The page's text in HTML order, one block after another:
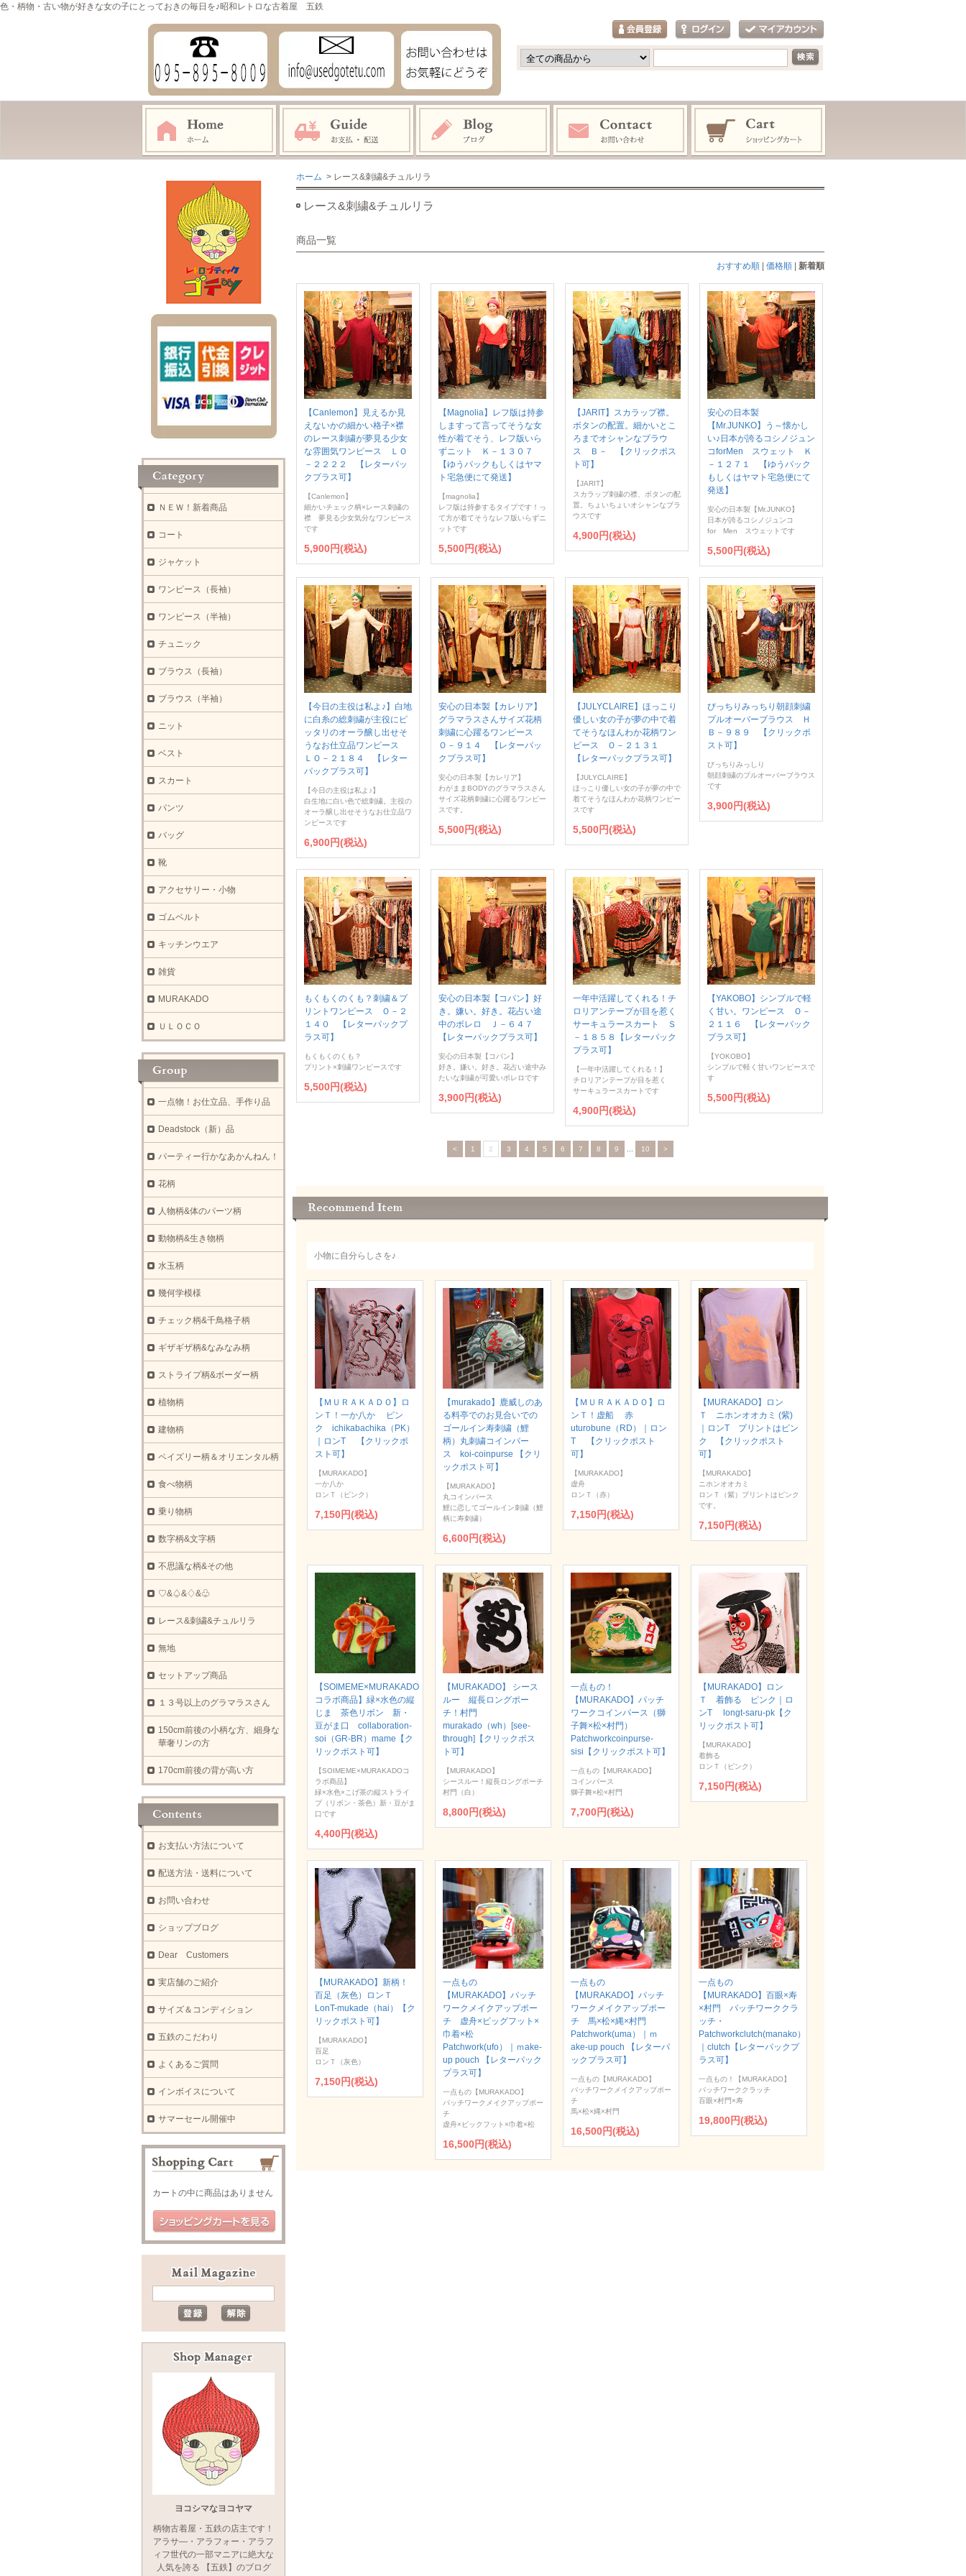
色・柄物・古い物が好きな女の子にとっておきの毎日を♪昭和レトロな古着屋 五鉄
ホーム > レース&刺繍&チュルリラ
レース&刺繍&チュルリラ
商品一覧
おすすめ順 価格順 新着順
【Canlemon】見えるか見
えないかの細かい格子×襟
のレース刺繍が夢見る少女
な雰囲気ワンピース ＬＯ
－２２２２ 【レターパッ
クプラス可】
【Canlemon】
細かいチェック柄×レース刺繍の
襟 夢見る少女気分なワンピース
です
5,900円(税込)
【Magnolia】レフ版は持参
しますって言ってそうな女
性が着てそう、レフ版いら
ずニット Ｋ－１３０７
【ゆうパックもしくはヤマ
ト宅急便にて発送】
【magnolia】
レフ版は持参するタイプです！っ
て方が着てそうなレフ版いらずニ
ットです
5,500円(税込)
【JARIT】スカラップ襟。
ボタンの配置。細かいとこ
ろまでオシャンなブラウ
ス Ｂ－ 【クリックポス
ト可】
【JARIT】
スカラップ刺繍の襟、ボタンの配
置。ちょいちょいオシャンなブラ
ウスです
4,900円(税込)
安心の日本製
【Mr.JUNKO】う～懐かし
い♪日本が誇るコシノジュン
コforMen スウェット Ｋ
－１２７１ 【ゆうパック
もしくはヤマト宅急便にて
発送】
安心の日本製【Mr.JUNKO】
日本が誇るコシノジュンコ
for Men スウェットです
5,500円(税込)
【今日の主役は私よ♪】白地
に白糸の総刺繍が主役にピ
ッタリのオーラ醸し出せそ
うなお仕立品ワンピース
ＬＯ－２１８４ 【レター
パックプラス可】
【今日の主役は私よ♪】
白生地に白い色で総刺繍。主役の
オーラ醸し出せそうなお仕立品ワ
ンピースです
6,900円(税込)
安心の日本製【カレリア】
グラマラスさんサイズ花柄
刺繍に心躍るワンピース
Ｏ－９１４ 【レターパッ
クプラス可】
安心の日本製【カレリア】
わがままBODYのグラマラスさん
サイズ花柄刺繍に心躍るワンピー
スです。
5,500円(税込)
【JULYCLAIRE】ほっこり
優しい女の子が夢の中で着
てそうなほんわか花柄ワン
ピース Ｏ－２１３１
【レターパックプラス可】
【JULYCLAIRE】
ほっこり優しい女の子が夢の中で
着てそうなほんわか花柄ワンピー
スです
5,500円(税込)
びっちりみっちり朝顔刺繍
プルオーバーブラウス Ｈ
Ｂ－９８９ 【クリックポ
スト可】
びっちりみっしり
朝顔刺繍のプルオーバーブラウス
です
3,900円(税込)
もくもくのくも？刺繍＆プ
リントワンピース Ｏ－２
１４０ 【レターパックプ
ラス可】
もくもくのくも？
プリント×刺繍ワンピースです
5,500円(税込)
安心の日本製【コパン】好
き。嫌い。好き。花占い途
中のボレロ Ｊ－６４７
【レターパックプラス可】
安心の日本製【コパン】
好き。嫌い。好き。花占い途中み
たいな刺繍が可愛いボレロです
3,900円(税込)
一年中活躍してくれる！チ
ロリアンテープが目を惹く
サーキュラースカート Ｓ
－１８５８【レターパック
プラス可】
【一年中活躍してくれる！】
チロリアンテープが目を惹く
サーキュラースカートです
4,900円(税込)
【YAKOBO】シンプルで軽
く甘い。ワンピース Ｏ－
２１１６ 【レターパック
プラス可】
【YOKOBO】
シンプルで軽く甘いワンピースで
す
5,500円(税込)
< 1 2 3 4 5 6 7 8 9 10 >
小物に自分らしさを♪
【ＭＵＲＡＫＡＤＯ】ロ
ンＴ！一か八か ピン
ク ichikabachika（PK）
｜ロンT 【クリックポ
スト可】
【MURAKADO】
一か八か
ロンＴ（ピンク）
7,150円(税込)
【murakado】鹿威しのあ
る料亭でのお見合いでの
ゴールイン寿刺繍（鯉
柄）丸刺繍コインパー
ス koi-coinpurse 【クリ
ックポスト可】
【MURAKADO】
丸コインパース
鯉に恋してゴールイン刺繍（鯉
柄に寿刺繍）
6,600円(税込)
【ＭＵＲＡＫＡＤＯ】ロ
ンＴ！虚船 赤
uturobune（RD）｜ロン
T 【クリックポスト
可】
【MURAKADO】
虚舟
ロンＴ（赤）
7,150円(税込)
【MURAKADO】ロン
Ｔ ニホンオオカミ (紫)
｜ロンT プリントはピン
ク 【クリックポスト
可】
【MURAKADO】
ニホンオオカミ
ロンＴ（紫）プリントはピンク
です。
7,150円(税込)
【SOIMEME×MURAKADO
コラボ商品】緑×水色の縦
じま 茶色リボン 新・
豆がま口 collaboration-
soi（GR-BR）mame【ク
リックポスト可】
【SOIMEME×MURAKADOコ
ラボ商品】
緑×水色×こげ茶の縦ストライ
プ（リボン・茶色）新・豆がま
口です
4,400円(税込)
【MURAKADO】 シース
ルー 縦長ロングポー
チ！村門
murakado（wh）[see-
through]【クリックポス
ト可】
【MURAKADO】
シースルー！縦長ロングポーチ
村門（白）
8,800円(税込)
一点もの！
【MURAKADO】パッチ
ワークコインパース（獅
子舞×松×村門）
Patchworkcoinpurse-
sisi【クリックポスト可】
一点もの【MURAKADO】
コインパース
獅子舞×松×村門
7,700円(税込)
【MURAKADO】ロン
Ｔ 着飾る ピンク｜ロ
ンT longt-saru-pk【ク
リックポスト可】
【MURAKADO】
着飾る
ロンＴ（ピンク）
7,150円(税込)
【MURAKADO】新柄！
百足（灰色）ロンＴ
LonT-mukade（hai）【ク
リックポスト可】
【MURAKADO】
百足
ロンＴ（灰色）
7,150円(税込)
一点もの
【MURAKADO】パッチ
ワークメイクアップポー
チ 虚舟×ビッグフット×
巾着×松
Patchwork(ufo）｜ｍake-
up pouch 【レターパック
プラス可】
一点もの【MURAKADO】
パッチワークメイクアップポー
チ
虚舟×ビックフット×巾着×松
16,500円(税込)
一点もの
【MURAKADO】パッチ
ワークメイクアップポー
チ 馬×松×縄×村門
Patchwork(uma）｜ｍ
ake-up pouch 【レターパ
ックプラス可】
一点もの【MURAKADO】
パッチワークメイクアップポー
チ
馬×松×縄×村門
16,500円(税込)
一点もの
【MURAKADO】百眼×寿
×村門 パッチワーククラ
ッチ・
Patchworkclutch(manako）
｜clutch【レターパックプ
ラス可】
一点もの！【MURAKADO】
パッチワーククラッチ
百眼×村門×寿
19,800円(税込)
ＮＥＷ！新着商品
コート
ジャケット
ワンピース（長袖）
ワンピース（半袖）
チュニック
ブラウス（長袖）
ブラウス（半袖）
ニット
ベスト
スカート
パンツ
バッグ
靴
アクセサリー・小物
ゴムベルト
キッチンウエア
雑貨
MURAKADO
ＵＬＯＣＯ
一点物！お仕立品、手作り品
Deadstock（新）品
パーティー行かなあかんねん！
花柄
人物柄&体のパーツ柄
動物柄&生き物柄
水玉柄
幾何学模様
チェック柄&千鳥格子柄
ギザギザ柄&なみなみ柄
ストライプ柄&ボーダー柄
植物柄
建物柄
ペイズリー柄＆オリエンタル柄
食べ物柄
乗り物柄
数字柄&文字柄
不思議な柄&その他
♡&♤&♢&♧
レース&刺繍&チュルリラ
無地
セットアップ商品
１３号以上のグラマラスさん
150cm前後の小柄な方、細身な
華奢リンの方
170cm前後の背が高い方
お支払い方法について
配送方法・送料について
お問い合わせ
ショップブログ
Dear Customers
実店舗のご紹介
サイズ＆コンディション
五鉄のこだわり
よくあるご質問
インボイスについて
サマーセール開催中
カートの中に商品はありません
ヨコシマなヨコヤマ
柄物古着屋・五鉄の店主です！
アラサ―・アラフォー・アラフ
ィフ世代の一部マニアに絶大な
人気を誇る 【五鉄】のブログ